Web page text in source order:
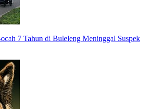
7 Tahun di Buleleng Meninggal Suspek